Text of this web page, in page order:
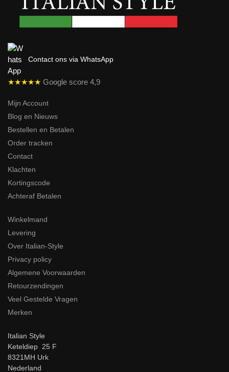
Contact ons via WhatsApp
★★★★★ Google score 4,9
Mijn Account
Blog en Nieuws
Bestellen en Betalen
Order tracken
Contact
Klachten
Kortingscode
Achteraf Betalen
Winkelmand
Levering
Over Italian-Style
Privacy policy
Algemene Voorwaarden
Retourzendingen
Veel Gestelde Vragen
Merken
Italian Style
Keteldiep 25 F
8321MH Urk
Nederland